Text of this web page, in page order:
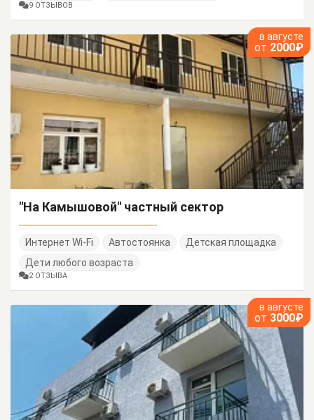
9 ОТЗЫВОВ
в августе
от 2000₽
"На Камышовой" частный сектор
Интернет Wi-Fi Автостоянка
Детская площадка
Дети любого возраста
2 ОТЗЫВА
в августе
от 3000₽